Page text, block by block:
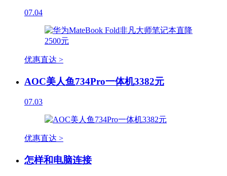
07.04
优惠直达 >
AOC美人鱼734Pro一体机3382元
07.03
优惠直达 >
怎样和电脑连接